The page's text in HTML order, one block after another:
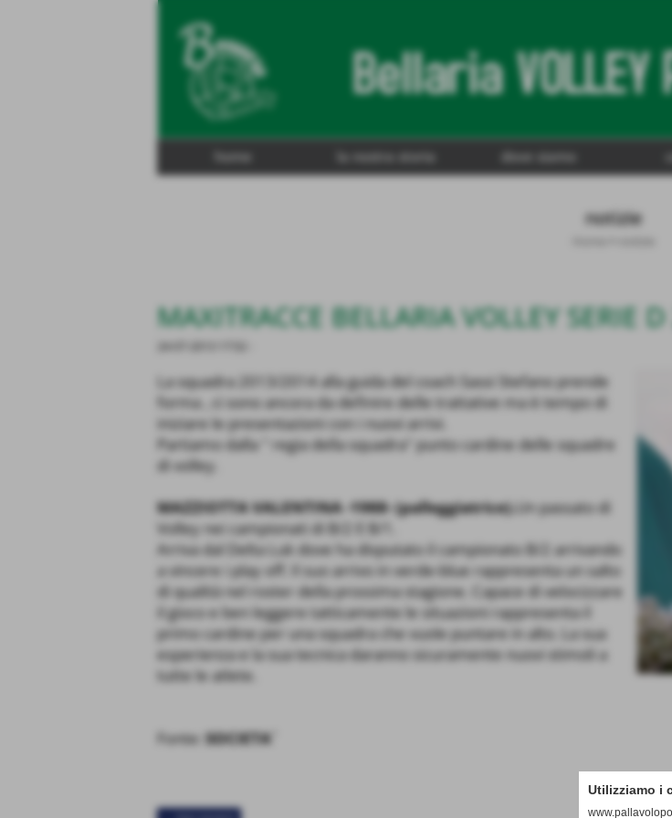
home la nostra storia dove siamo
notizie
MAXITRACCE BELLARIA VOLLEY SERIE
24-07-2013 17:52
La squadra 2013/2014 alla guida del coach Sassi Stefano prende
forma , ci sono ancora da definire delle trattative ma è tempo di
iniziare le presentazioni con i nuovi arrivi.
Partiamo dalla " regia della squadra" punto cardine delle squadre
di volley.
MAZZIOTTA VALENTINA -1988- (palleggiatrice).Un passato di
Volley nei campionati di B/2 E B/1.
Arriva dal Delta Luk dove ha disputato il campionato B/2 arrivando
a vincere i play off. Il suo arrivo in verde-blue rappresenta un salto
di qualità nel roster della prossima stagione. Capace di velocizzare
il gioco e ben leggere tatticamente le situazioni rappresenta il
primo cardine per una squadra che vuole puntare in alto. La sua
esperienza e la sua tecnica daranno sicuramente nuovi stimoli a
tutte le atlete.
Fonte: SOCIETA´
Utilizziamo i